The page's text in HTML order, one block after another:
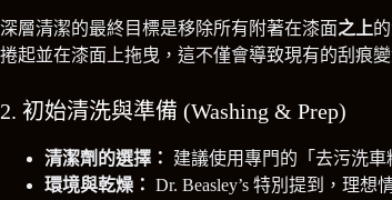
深層清潔的最終目標是移除所有附著在漆面之上
捲起並在漆面上拖曳，這不僅會導致現有的刮痕
2. 初始清洗與準備 (Washing & Prep)
清潔劑的選擇：
建議使用專門的「去污洗車
環境與乾燥： Dr. Beasley’s 特別提到，理